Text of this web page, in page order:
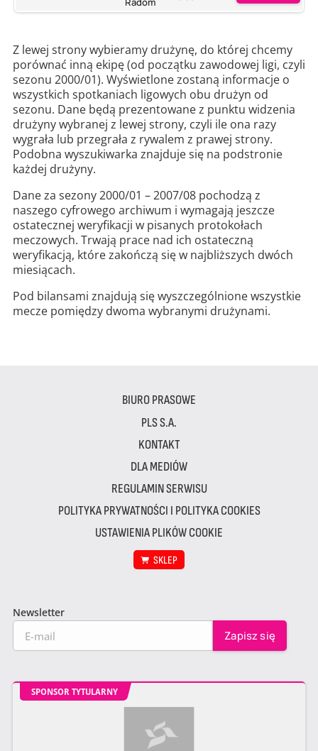
Z lewej strony wybieramy drużynę, do której chcemy
porównać inną ekipę (od początku zawodowej ligi, czyli
sezonu 2000/01). Wyświetlone zostaną informacje o
wszystkich spotkaniach ligowych obu drużyn od
sezonu. Dane będą prezentowane z punktu widzenia
drużyny wybranej z lewej strony, czyli ile ona razy
wygrała lub przegrała z rywalem z prawej strony.
Podobna wyszukiwarka znajduje się na podstronie
każdej drużyny.
Dane za sezony 2000/01 – 2007/08 pochodzą z
naszego cyfrowego archiwum i wymagają jeszcze
ostatecznej weryfikacji w pisanych protokołach
meczowych. Trwają prace nad ich ostateczną
weryfikacją, które zakończą się w najbliższych dwóch
miesiącach.
Pod bilansami znajdują się wyszczególnione wszystkie
mecze pomiędzy dwoma wybranymi drużynami.
BIURO PRASOWE
PLS S.A.
KONTAKT
DLA MEDIÓW
REGULAMIN SERWISU
POLITYKA PRYWATNOŚCI I POLITYKA COOKIES
USTAWIENIA PLIKÓW COOKIE
SKLEP
Newsletter
SPONSOR TYTULARNY